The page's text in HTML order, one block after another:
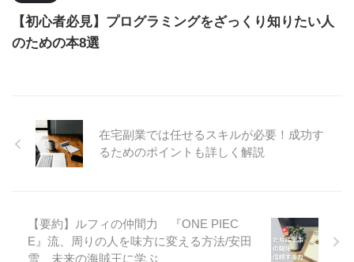
【初心者必見】プログラミングをざっくり知りたい人
のための本8選
在宅副業では任せるスキルが必要！成功す
るためのポイントも詳しく解説
【要約】ルフィの仲間力 『ONE PIEC
E』流、周りの人を味方に変える方法/安田
雪 未来の海賊王に学ぶ